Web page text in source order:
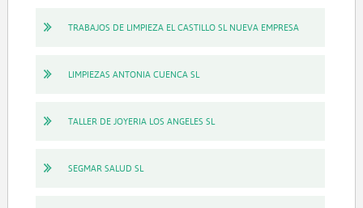
TRABAJOS DE LIMPIEZA EL CASTILLO SL NUEVA EMPRESA
LIMPIEZAS ANTONIA CUENCA SL
TALLER DE JOYERIA LOS ANGELES SL
SEGMAR SALUD SL